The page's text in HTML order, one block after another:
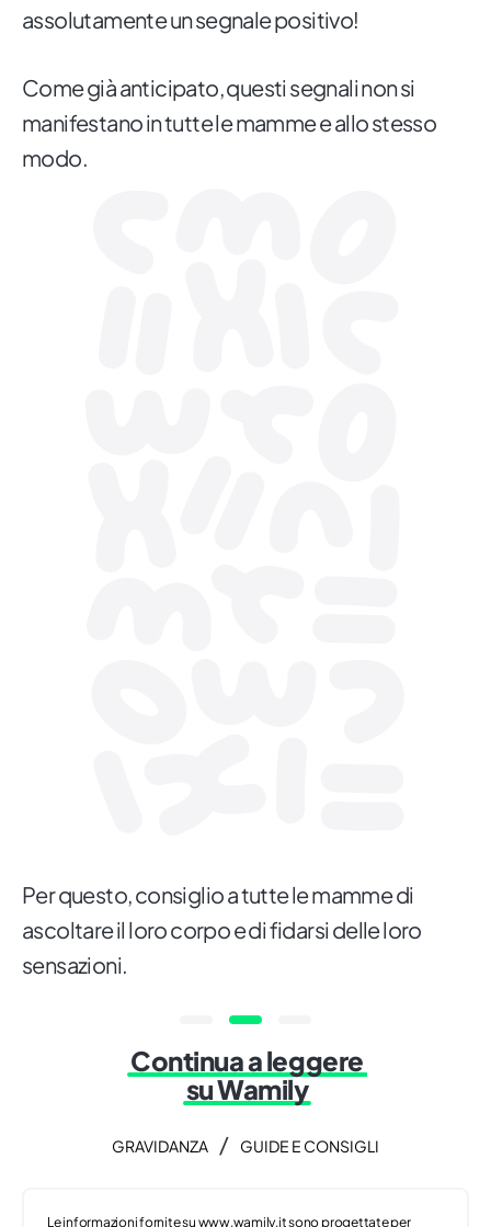
assolutamente un segnale positivo!
Come già anticipato, questi segnali non si
manifestano in tutte le mamme e allo stesso
modo.
Per questo, consiglio a tutte le mamme di
ascoltare il loro corpo e di fidarsi delle loro
sensazioni.
Continua a leggere
su Wamily
GRAVIDANZA / GUIDE E CONSIGLI
Le informazioni fornite su www.wamily.itsono progettate per